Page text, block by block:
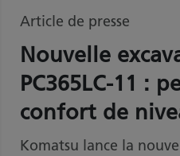
Article de presse
Nouvelle
PC365LC-11 :
confort de
Komatsu lance la